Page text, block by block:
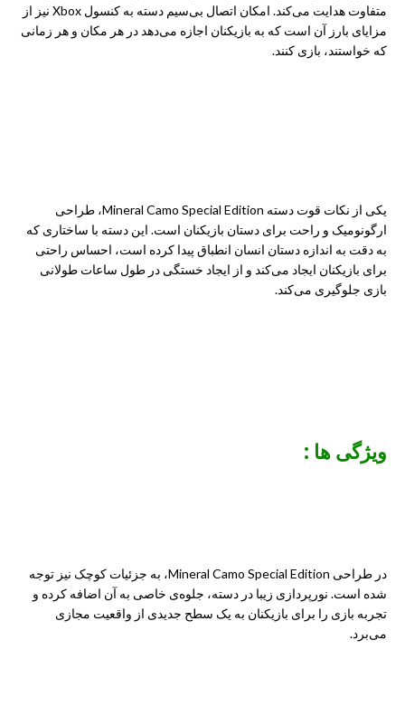
متفاوت هدایت می‌کند. امکان اتصال بی‌سیم دسته به کنسول Xbox نیز از
مزایای بارز آن است که به بازیکنان اجازه می‌دهد در هر مکان و هر زمانی
که خواستند، بازی کنند.
یکی از نکات قوت دسته Mineral Camo Special Edition، طراحی
ارگونومیک و راحت برای دستان بازیکنان است. این دسته با ساختاری که
به دقت به اندازه دستان انسان انطباق پیدا کرده است، احساس راحتی
برای بازیکنان ایجاد می‌کند و از ایجاد خستگی در طول ساعات طولانی
بازی جلوگیری می‌کند.
ویژگی ها :
در طراحی Mineral Camo Special Edition، به جزئیات کوچک نیز توجه
شده است. نورپردازی زیبا در دسته، جلوه‌ی خاصی به آن اضافه کرده و
تجربه بازی را برای بازیکنان به یک سطح جدیدی از واقعیت مجازی
می‌برد.